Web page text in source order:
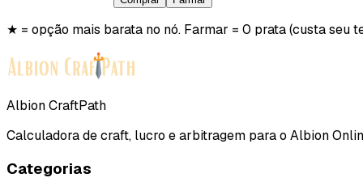
★ = opção mais barata no nó. Farmar = 0 prata (custa seu
Albion CraftPath
Calculadora de craft, lucro e arbitragem para o Albion
Categorias